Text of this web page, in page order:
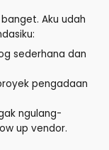
Aku udah
sederhana dan
pengadaan
ngulang-
up vendor.